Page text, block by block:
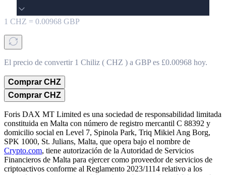
1 CHZ = 0.00968 GBP
El precio de convertir 1 Chiliz ( CHZ ) a GBP es £0.00968 hoy.
Comprar CHZ
Comprar CHZ
Foris DAX MT Limited es una sociedad de responsabilidad limitada
constituida en Malta con número de registro mercantil C 88392 y
domicilio social en Level 7, Spinola Park, Triq Mikiel Ang Borg,
SPK 1000, St. Julians, Malta, que opera bajo el nombre de
Crypto.com, tiene autorización de la Autoridad de Servicios
Financieros de Malta para ejercer como proveedor de servicios de
criptoactivos conforme al Reglamento 2023/1114 relativo a los